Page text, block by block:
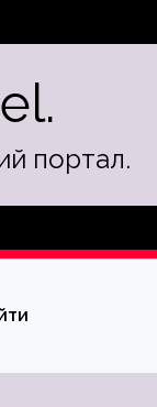
портал.